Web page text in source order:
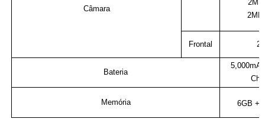
Câmara
2MP
Frontal
Bateria
Memória 6GB +